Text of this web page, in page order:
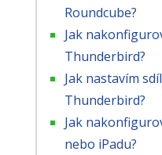
Roundcube?
Jak
Thunderbird?
Jak nastavím
Thunderbird?
Jak
nebo iPadu?